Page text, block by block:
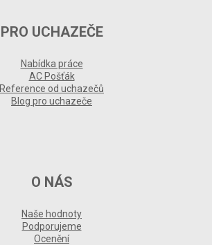
PRO UCHAZEČE
Nabídka práce
AC Pošťák
Reference od uchazečů
Blog pro uchazeče
O NÁS
Naše hodnoty
Podporujeme
Ocenění